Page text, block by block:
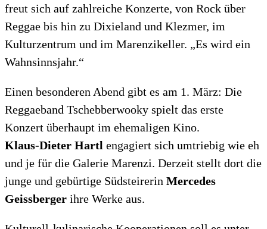
freut sich auf zahlreiche Konzerte, von Rock über
Reggae bis hin zu Dixieland und Klezmer, im
Kulturzentrum und im Marenzikeller. „Es wird ein
Wahnsinnsjahr.“
Einen besonderen Abend gibt es am 1. März: Die
Reggaeband Tschebberwooky spielt das erste
Konzert überhaupt im ehemaligen Kino.
Klaus-Dieter Hartl engagiert sich umtriebig wie eh
und je für die Galerie Marenzi. Derzeit stellt dort die
junge und gebürtige Südsteirerin Mercedes
Geissberger ihre Werke aus.